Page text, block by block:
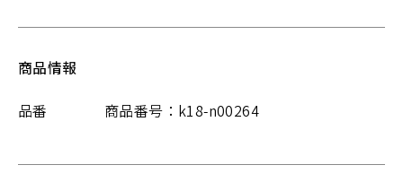
商品情報
品番
商品番号：k18-n00264